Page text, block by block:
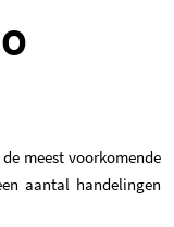
meest voorkomende
aantal handelingen